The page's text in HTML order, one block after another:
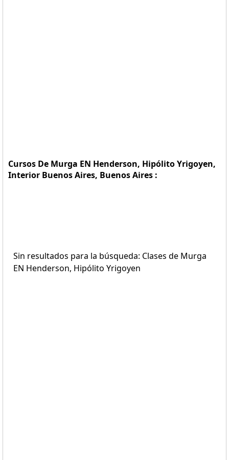
Cursos De Murga EN Henderson, Hipólito Yrigoyen,
Interior Buenos Aires, Buenos Aires :
Sin resultados para la búsqueda: Clases de Murga
EN Henderson, Hipólito Yrigoyen